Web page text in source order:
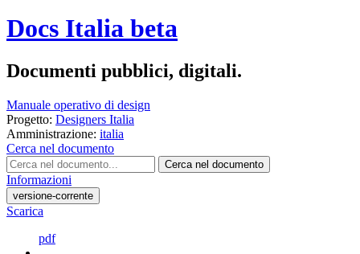
Docs Italia beta
Documenti pubblici, digitali.
Manuale operativo di design
Progetto: Designers Italia
Amministrazione: italia
Cerca nel documento
Cerca nel documento
Informazioni
versione-corrente
Scarica
pdf